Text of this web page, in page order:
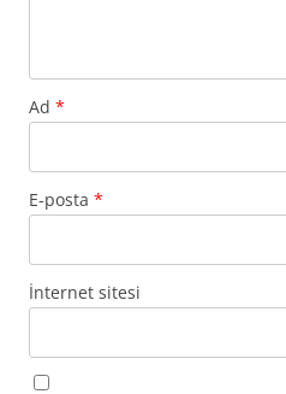
Ad *
E-posta *
İnternet sitesi